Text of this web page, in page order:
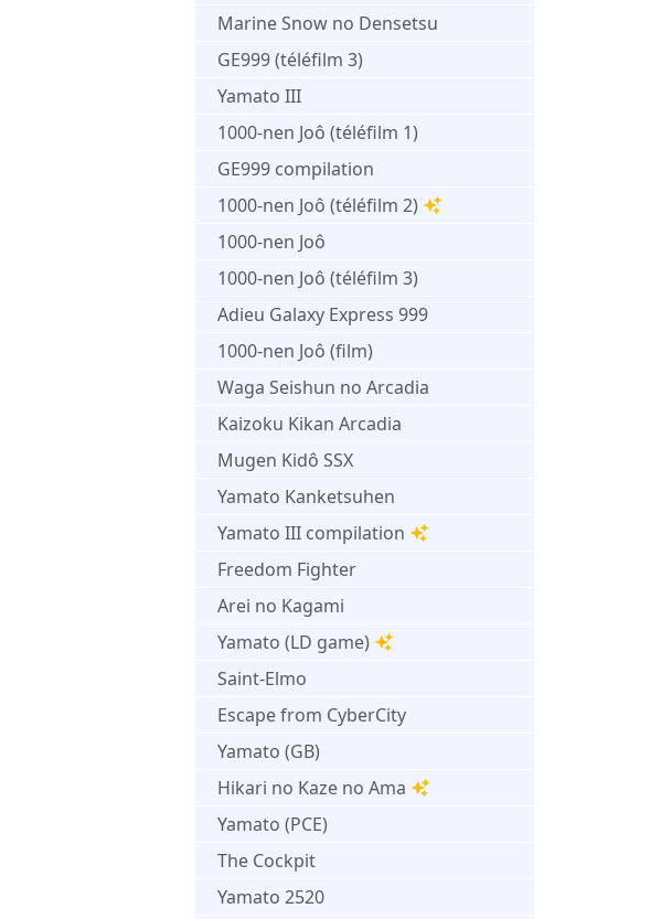
Marine Snow no Densetsu
GE999 (téléfilm 3)
Yamato III
1000-nen Joô (téléfilm 1)
GE999 compilation
1000-nen Joô (téléfilm 2)
1000-nen Joô
1000-nen Joô (téléfilm 3)
Adieu Galaxy Express 999
1000-nen Joô (film)
Waga Seishun no Arcadia
Kaizoku Kikan Arcadia
Mugen Kidô SSX
Yamato Kanketsuhen
Yamato III compilation
Freedom Fighter
Arei no Kagami
Yamato (LD game)
Saint-Elmo
Escape from CyberCity
Yamato (GB)
Hikari no Kaze no Ama
Yamato (PCE)
The Cockpit
Yamato 2520